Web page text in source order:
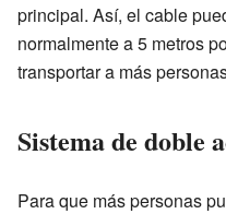
principal. Así, el cable
normalmente a 5 metros
transportar a más
Sistema de doble
Para que más personas